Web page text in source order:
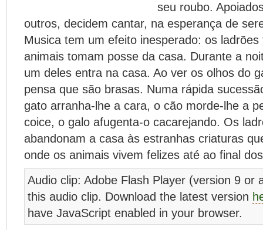
seu roubo.
outros, decidem cantar, na esperança de
Musica tem um efeito inesperado: os
animais tomam posse da casa. Durante a
um deles entra na casa. Ao ver os olhos do
pensa que são brasas. Numa rápida
gato arranha-lhe a cara, o cão morde-lhe a
coice, o galo afugenta-o cacarejando. Os
abandonam a casa às estranhas criaturas
onde os animais vivem felizes até ao final
Audio clip: Adobe Flash Player (version 9 or
this audio clip. Download the latest version
have JavaScript enabled in your browser.